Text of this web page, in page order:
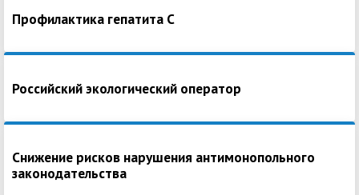
Профилактика гепатита С
Российский экологический оператор
Снижение рисков нарушения антимонопольного
законодательства